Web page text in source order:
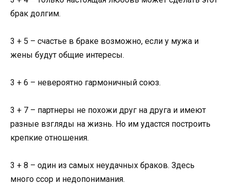
брак долгим.
3 + 5 – счастье в браке возможно, если у мужа и
жены будут общие интересы.
3 + 6 – невероятно гармоничный союз.
3 + 7 – партнеры не похожи друг на друга и имеют
разные взгляды на жизнь. Но им удастся построить
крепкие отношения.
3 + 8 – один из самых неудачных браков. Здесь
много ссор и недопонимания.